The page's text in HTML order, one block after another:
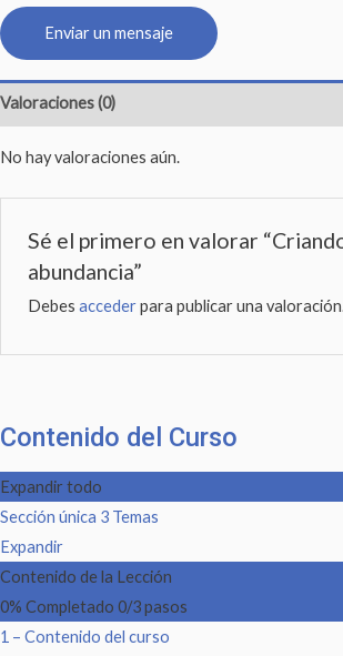
Enviar un mensaje
Valoraciones (0)
No hay valoraciones aún.
Sé el primero en valorar
abundancia”
Debesaccederpara publicar una
Contenido del Curso
Expandir todo
Sección única 3 Temas
Expandir
Contenido de la Lección
0% Completado 0/3 pasos
1 – Contenido del curso